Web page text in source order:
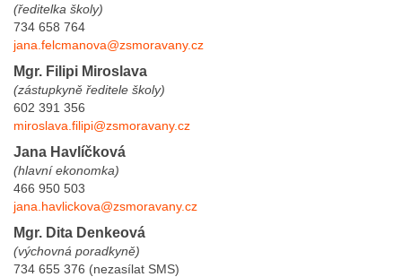
(ředitelka školy)
734 658 764
jana.felcmanova@zsmoravany.cz
Mgr. Filipi Miroslava
(zástupkyně ředitele školy)
602 391 356
miroslava.filipi@zsmoravany.cz
Jana Havlíčková
(hlavní ekonomka)
466 950 503
jana.havlickova@zsmoravany.cz
Mgr. Dita Denkeová
(výchovná poradkyně)
734 655 376 (nezasílat SMS)